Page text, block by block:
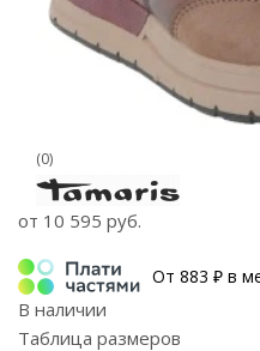
(0)
от 10 595 руб.
От 883 ₽ в
В наличии
Таблица размеров